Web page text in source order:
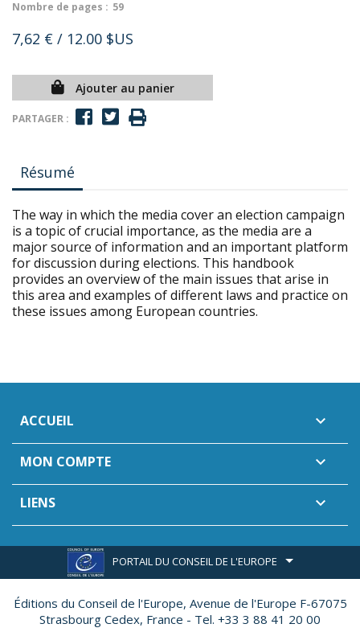
Nombre de pages : 59
7,62 € / 12.00 $US
Ajouter au panier
PARTAGER :
Résumé
The way in which the media cover an election campaign
is a topic of crucial importance, as the media are a
major source of information and an important platform
for discussion during elections. This handbook
provides an overview of the main issues that arise in
this area and examples of different laws and practice on
these issues among European countries.
ACCUEIL 
MON COMPTE 
LIENS 
PORTAIL DU CONSEIL DE L'EUROPE
Éditions du Conseil de l'Europe, Avenue de l'Europe F-67075
Strasbourg Cedex, France - Tel. +33 3 88 41 20 00